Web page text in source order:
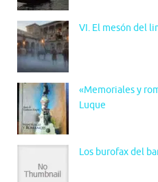
VI. El mesón del
«Memoriales y
Luque
Los burofax del